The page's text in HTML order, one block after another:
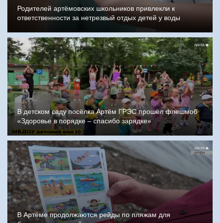
Родителей артёмовских школьников привлекли к
ответственности за нетрезвый отдых детей у воды
В детском саду посёлка Артём ГРЭС прошёл флешмоб
«Здоровье в порядке – спасибо зарядке»
В Артёме продолжаются рейды по пляжам для